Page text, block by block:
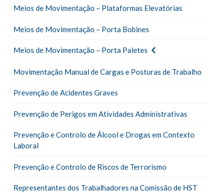
Meios de Movimentação – Plataformas Elevatórias
Meios de Movimentação – Porta Bobines
Meios de Movimentação – Porta Paletes
Movimentação Manual de Cargas e Posturas de Trabalho
Prevenção de Acidentes Graves
Prevenção de Perigos em Atividades Administrativas
Prevenção e Controlo de Álcool e Drogas em Contexto
Laboral
Prevenção e Controlo de Riscos de Terrorismo
Representantes dos Trabalhadores na Comissão de HST